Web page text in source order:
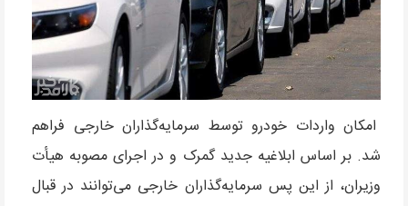
امکان واردات خودرو توسط سرمایه‌گذاران خارجی فراهم
شد. بر اساس ابلاغیه جدید گمرک و در اجرای مصوبه هیأت
وزیران، از این پس سرمایه‌گذاران خارجی می‌توانند در قبال